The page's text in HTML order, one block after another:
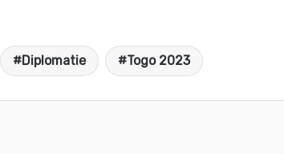
Diplomatie Togo 2023